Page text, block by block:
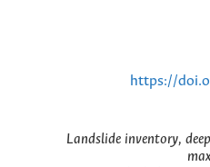
https://
Landslide inventory,